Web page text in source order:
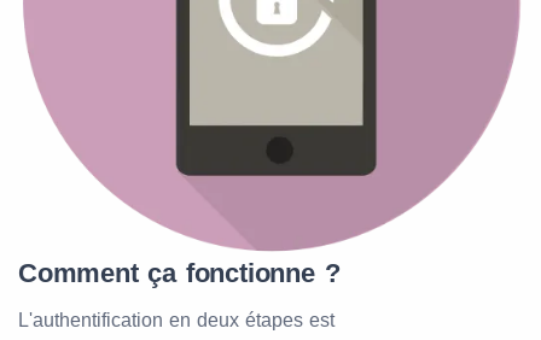
Comment ça fonctionne ?
L'authentification en deux étapes est